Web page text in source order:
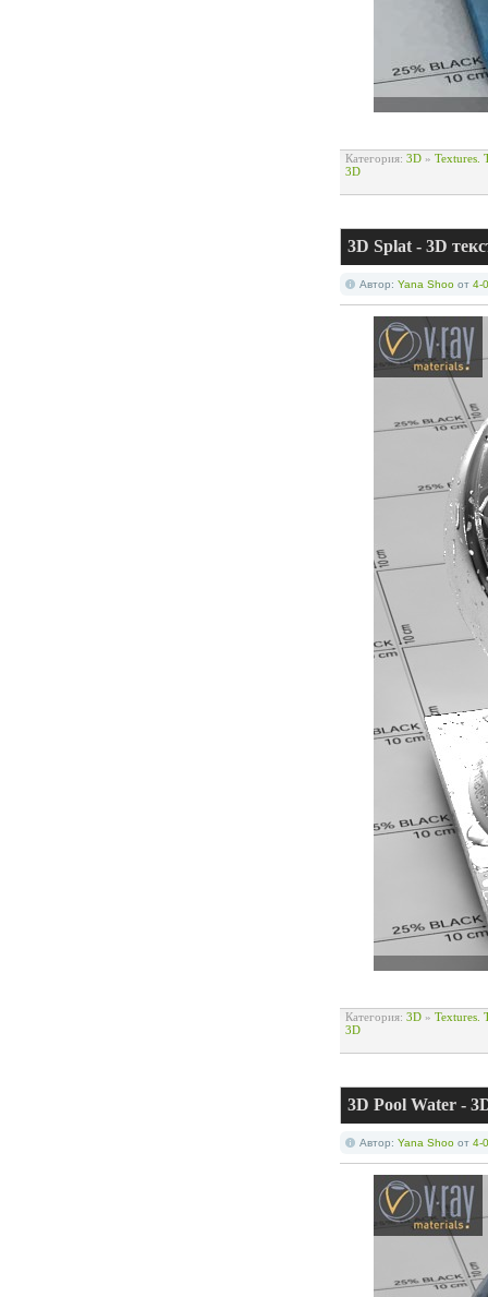
Категория: 3D » Textures.
3D
3D Splat - 3D
Автор: Yana Shoo от 4-
Категория: 3D » Textures.
3D
3D Pool Water -
Автор: Yana Shoo от 4-